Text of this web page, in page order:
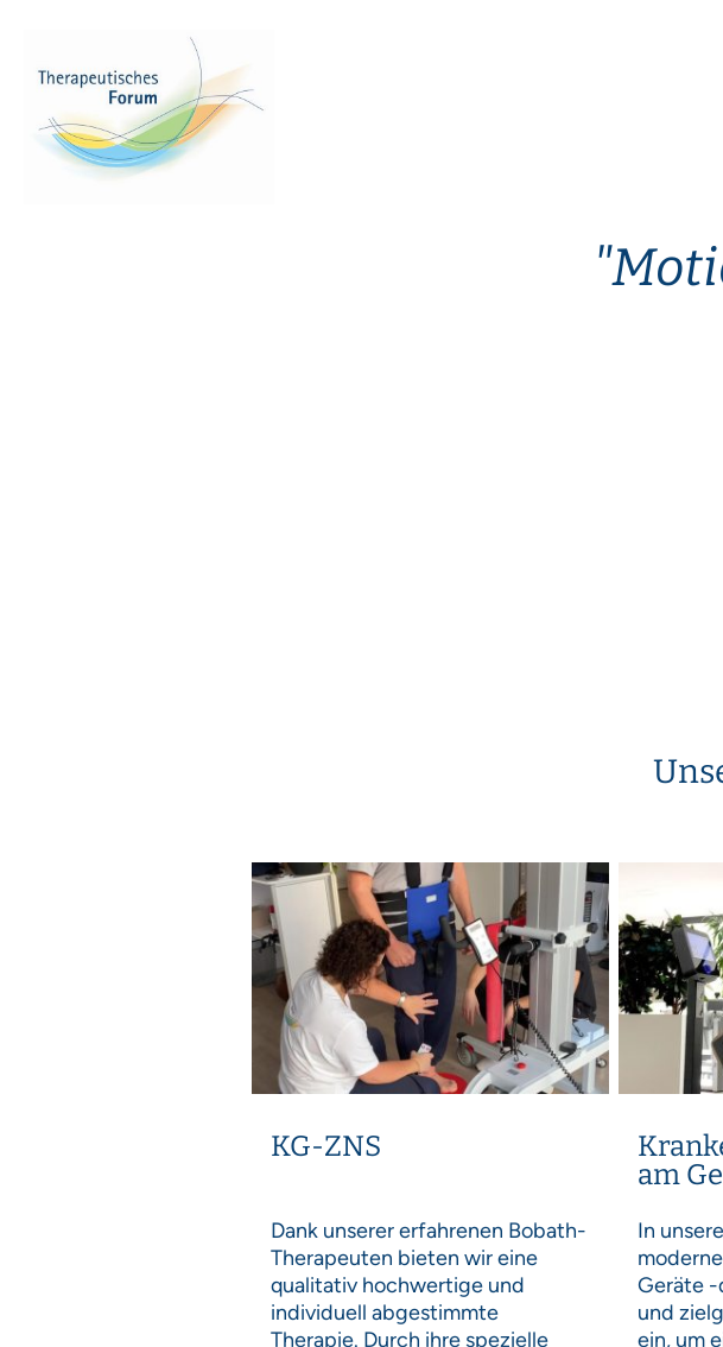
KG-ZNS
Dank unserer erfahrenen Bobath-
Therapeuten bieten wir eine
qualitativ hochwertige und
individuell abgestimmte
Therapie. Durch ihre spezielle
am
In
Geräte
und
ein, um